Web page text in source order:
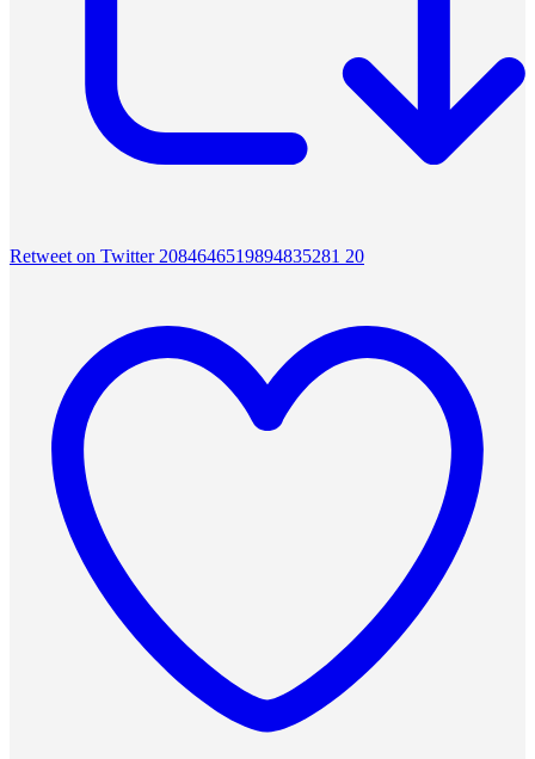
Retweet on Twitter 2084646519894835281 20